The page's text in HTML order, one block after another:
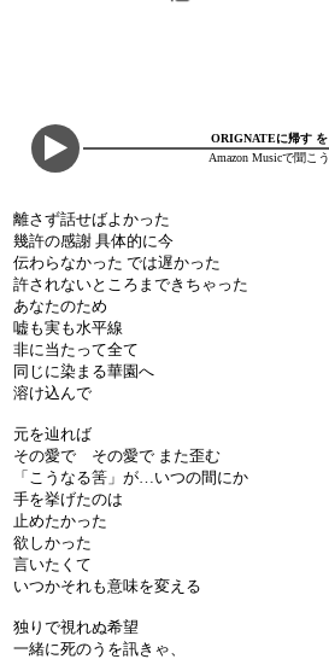
ORIGNATEに帰す を
Amazon Musicで聞こう
離さず話せばよかった
幾許の感謝 具体的に今
伝わらなかった では遅かった
許されないところまできちゃった
あなたのため
嘘も実も水平線
非に当たって全て
同じに染まる華園へ
溶け込んで
元を辿れば
その愛で その愛で また歪む
「こうなる筈」が…いつの間にか
手を挙げたのは
止めたかった
欲しかった
言いたくて
いつかそれも意味を変える
独りで視れぬ希望
一緒に死のうを訊きゃ、